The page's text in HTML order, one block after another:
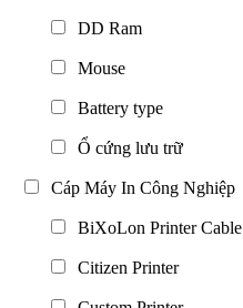
DD Ram
Mouse
Battery type
Ổ cứng lưu trữ
Cáp Máy In Công Nghiệp
BiXoLon Printer Cable
Citizen Printer